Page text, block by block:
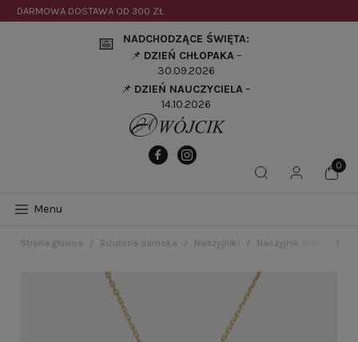
DARMOWA DOSTAWA OD 300 ZŁ
📅
NADCHODZĄCE ŚWIĘTA:
📌 DZIEŃ CHŁOPAKA–
30.09.2026
📌 DZIEŃ NAUCZYCIELA–
14.10.2026
Menu
Strona główna Biżuteria damska Naszyjniki Naszyjnik łezka tytan